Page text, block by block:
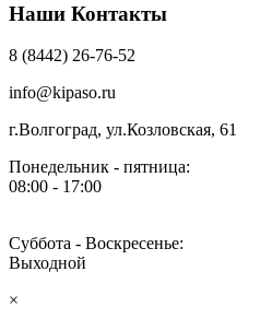
Наши Контакты
8 (8442) 26-76-52
info@kipaso.ru
г.Волгоград, ул.Козловская, 61
Понедельник - пятница:
08:00 - 17:00
Суббота - Воскресенье:
Выходной
×